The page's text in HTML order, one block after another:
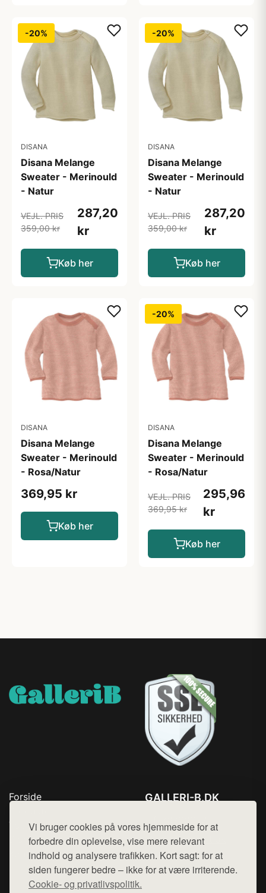
Vi bruger cookies på vores hjemmeside for at
forbedre din oplevelse, vise mere relevant
indhold og analysere trafikken. Kort sagt: for at
siden fungerer bedre – ikke for at være irriterende.
Cookie- og privatlivspolitik.
-20%
DISANA
Disana Melange
Sweater - Merinould
- Natur
VEJL. PRIS
359,00 kr
287,20
kr
Køb her
-20%
DISANA
Disana Melange
Sweater - Merinould
- Natur
VEJL. PRIS
359,00 kr
287,20
kr
Køb her
DISANA
Disana Melange
Sweater - Merinould
- Rosa/Natur
369,95 kr
Køb her
-20%
DISANA
Disana Melange
Sweater - Merinould
- Rosa/Natur
VEJL. PRIS
369,95 kr
295,96
kr
Køb her
Forside
Top Rabatter
Blog
Kontakt
GALLERI-B.DK
Mail: hej@want.dk
Cookie- og privatlivspolitik